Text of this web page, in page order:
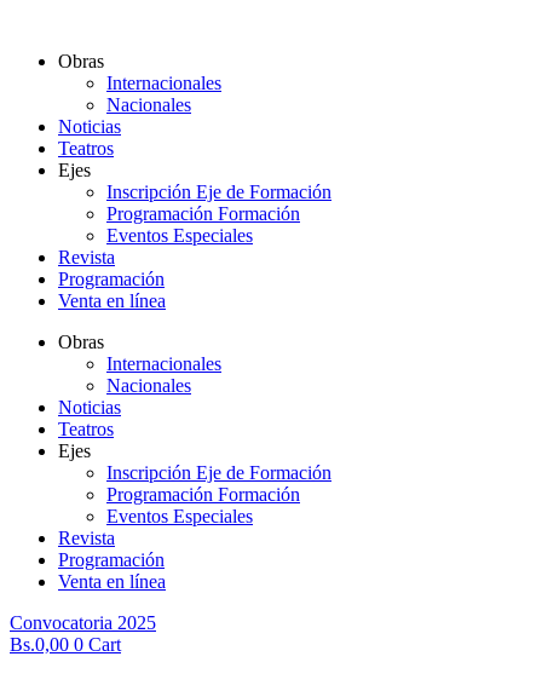
contenidoObras
Internacionales
Nacionales
Noticias
Teatros
Ejes
Inscripción Eje de Formación
Programación Formación
Eventos Especiales
Revista
Programación
Venta en línea
Obras
Internacionales
Nacionales
Noticias
Teatros
Ejes
Inscripción Eje de Formación
Programación Formación
Eventos Especiales
Revista
Programación
Venta en línea
Convocatoria 2025
Bs.0,00 0 Cart